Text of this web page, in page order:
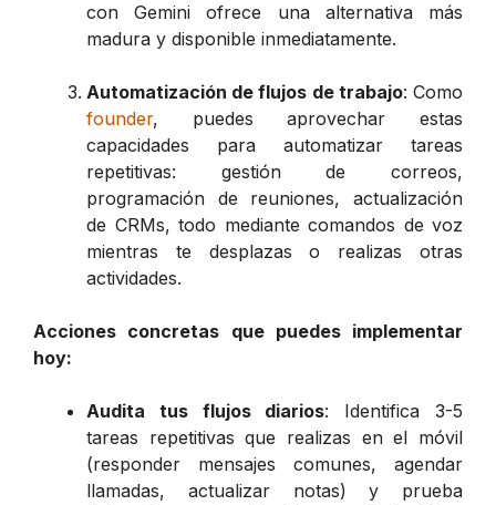
con Gemini ofrece una alternativa más
madura y disponible inmediatamente.
Automatización de flujos de trabajo: Como
founder, puedes aprovechar estas
capacidades para automatizar tareas
repetitivas: gestión de correos,
programación de reuniones, actualización
de CRMs, todo mediante comandos de voz
mientras te desplazas o realizas otras
actividades.
Acciones concretas que puedes implementar
hoy:
Audita tus flujos diarios: Identifica 3-5
tareas repetitivas que realizas en el móvil
(responder mensajes comunes, agendar
llamadas, actualizar notas) y prueba